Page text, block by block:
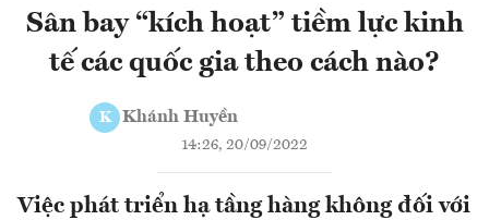
Sân bay “kích hoạt” tiềm lực kinh
tế các quốc gia theo cách nào?
K Khánh Huyền
14:26, 20/09/2022
Việc phát triển hạ tầng hàng không đối với